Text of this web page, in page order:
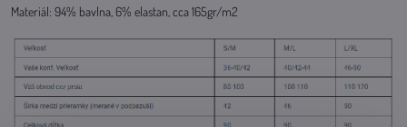
Materiál: 94% bavlna, 6% elastan, cca 165gr/m2